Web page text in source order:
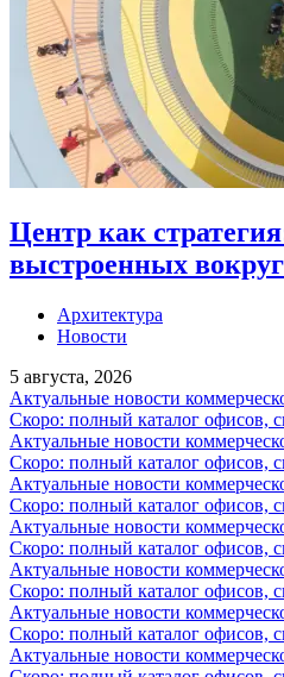
Центр как
выстроенных
Архитектура
Новости
5 августа, 2026
Актуальные новости
Скоро: полный каталог офисов,
Актуальные новости
Скоро: полный каталог офисов,
Актуальные новости
Скоро: полный каталог офисов,
Актуальные новости
Скоро: полный каталог офисов,
Актуальные новости
Скоро: полный каталог офисов,
Актуальные новости
Скоро: полный каталог офисов,
Актуальные новости